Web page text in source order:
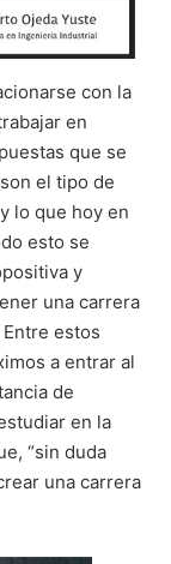
con la
en
que se
el tipo de
lo que hoy en
esto se
y
una carrera
estos
a entrar al
de
en la
“sin duda
una carrera